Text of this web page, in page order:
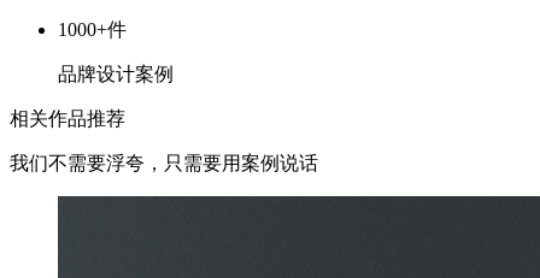
1000+件
品牌设计案例
相关作品推荐
我们不需要浮夸，只需要用案例说话